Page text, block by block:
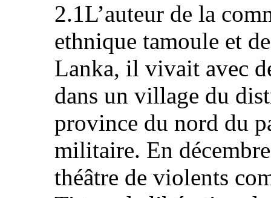
2.1L’auteur de la
ethnique tamoule et
Lanka, il vivait avec
dans un village du
province du nord du
militaire. En
théâtre de violents